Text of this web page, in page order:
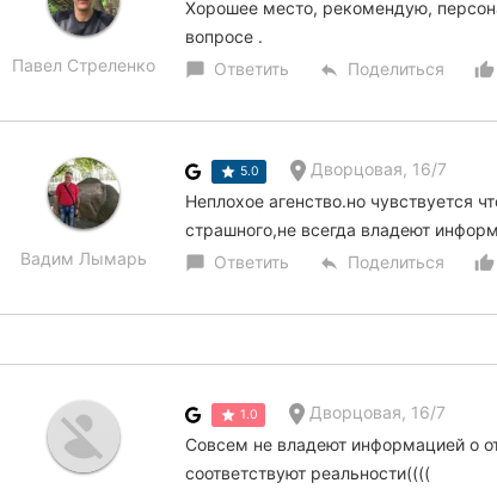
Павел Стреленко
Хорошее место, рекомендую,
вопросе .
chat_bubble Ответить reply Поделиться
Вадим Лымарь
5.0 Дворцовая, 16/7
Неплохое агенство.но чувствуется
страшного,не всегда владеют
chat_bubble Ответить reply Поделиться
1.0 Дворцовая, 16/7
Совсем не владеют информацией о
соответствуют реальности((((